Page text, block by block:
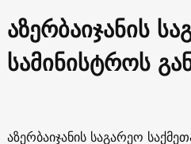
აზერბაიჯანის
სამინისტროს
აზერბაიჯანის საგარეო